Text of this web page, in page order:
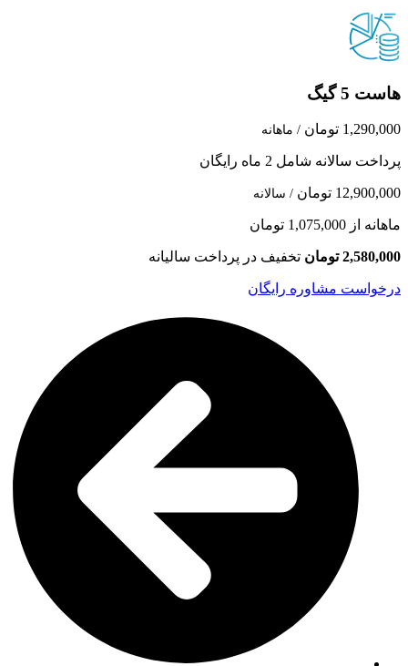
هاست 5 گیگ
1,290,000 تومان / ماهانه
پرداخت سالانه شامل 2 ماه رایگان
12,900,000 تومان / سالانه
ماهانه از 1,075,000 تومان
2,580,000 تومان تخفیف در پرداخت سالیانه
درخواست مشاوره رایگان